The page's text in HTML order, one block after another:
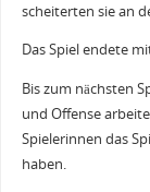
scheiterten sie an
Das Spiel endete
Bis zum nächsten
und Offense
Spielerinnen das
haben.